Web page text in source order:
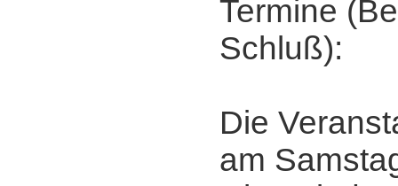
Termine
Schluß):
Die
am